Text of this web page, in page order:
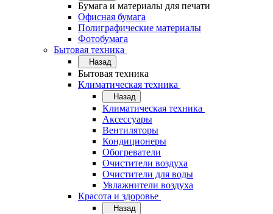
Бумага и материалы для печати
Офисная бумага
Полиграфические материалы
Фотобумага
Бытовая техника
Назад
Бытовая техника
Климатическая техника
Назад
Климатическая техника
Аксессуары
Вентиляторы
Кондиционеры
Обогреватели
Очистители воздуха
Очистители для воды
Увлажнители воздуха
Красота и здоровье
Назад